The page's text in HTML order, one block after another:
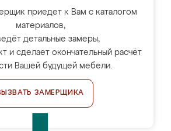
приедет к Вам с каталогом
материалов,
детальные замеры,
и сделает окончательный расчёт
Вашей будущей мебели.
ЗАМЕРЩИКА